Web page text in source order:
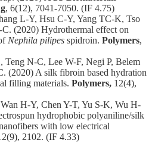
, 6(12), 7041-7050. (IF 4.75)
L-Y, Hsu C-Y, Yang TC-K, Tso
(2020) Hydrothermal effect on
Nephila pilipes spidroin. Polymers,
Teng N-C, Lee W-F, Negi P, Belem
(2020) A silk fibroin based hydration
filling materials. Polymers, 12(4),
H-Y, Chen Y-T, Yu S-K, Wu H-
hydrophobic polyaniline/silk
with low electrical
2102. (IF 4.33)